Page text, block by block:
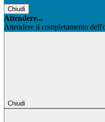
Chiudi
Attendere...
Attendere il completamento
Chiudi